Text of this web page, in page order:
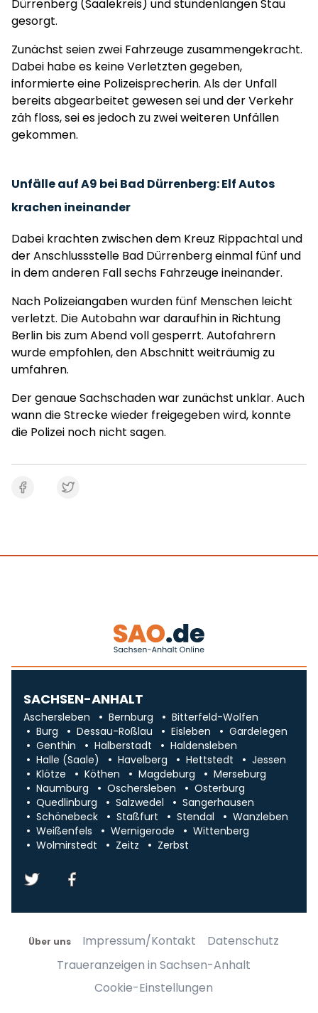
Dürrenberg (Saalekreis) und stundenlangen Stau
gesorgt.
Zunächst seien zwei Fahrzeuge zusammengekracht.
Dabei habe es keine Verletzten gegeben,
informierte eine Polizeisprecherin. Als der Unfall
bereits abgearbeitet gewesen sei und der Verkehr
zäh floss, sei es jedoch zu zwei weiteren Unfällen
gekommen.
Unfälle auf A9 bei Bad Dürrenberg: Elf Autos
krachen ineinander
Dabei krachten zwischen dem Kreuz Rippachtal und
der Anschlussstelle Bad Dürrenberg einmal fünf und
in dem anderen Fall sechs Fahrzeuge ineinander.
Nach Polizeiangaben wurden fünf Menschen leicht
verletzt. Die Autobahn war daraufhin in Richtung
Berlin bis zum Abend voll gesperrt. Autofahrern
wurde empfohlen, den Abschnitt weiträumig zu
umfahren.
Der genaue Sachschaden war zunächst unklar. Auch
wann die Strecke wieder freigegeben wird, konnte
die Polizei noch nicht sagen.
SACHSEN-ANHALT
Aschersleben Bernburg
Bitterfeld-Wolfen
Burg
Dessau-Roßlau Eisleben
Gardelegen
Genthin
Halberstadt
Haldensleben
Halle (Saale)
Havelberg Hettstedt
Jessen
Klötze
Köthen Magdeburg
Merseburg
Naumburg
Oschersleben
Osterburg
Quedlinburg
Salzwedel
Sangerhausen
Schönebeck
Staßfurt Stendal
Wanzleben
Weißenfels
Wernigerode
Wittenberg
Wolmirstedt
Zeitz Zerbst
Über uns Impressum/Kontakt
Datenschutz
Traueranzeigen in Sachsen-Anhalt
Cookie-Einstellungen